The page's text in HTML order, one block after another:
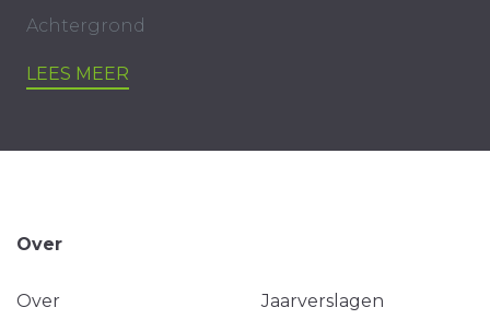
Achtergrond
LEES MEER
Over
Over Jaarverslagen